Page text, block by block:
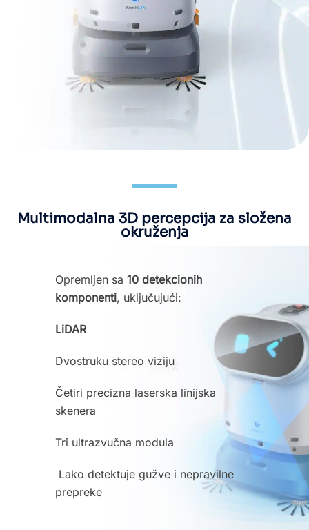
Multimodalna 3D percepcija za složena
okruženja
Opremljen sa 10 detekcionih
komponenti, uključujući:
LiDAR
Dvostruku stereo viziju
Četiri precizna laserska linijska
skenera
Tri ultrazvučna modula
Lako detektuje gužve i nepravilne
prepreke